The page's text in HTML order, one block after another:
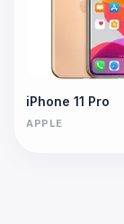
iPhone 11 Pro
APPLE